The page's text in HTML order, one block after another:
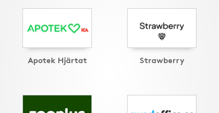
Apotek Hjärtat Strawberry